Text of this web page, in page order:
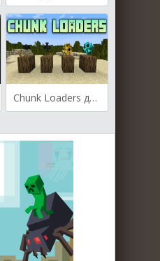
Chunk Loaders для Майнкрафт [1.20.2, 1.20.1, 1.20]